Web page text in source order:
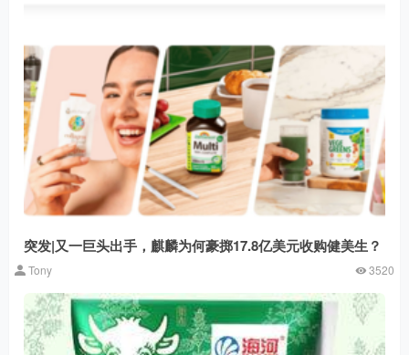
突发|又一巨头出手，麒麟为何豪掷17.8亿美元收购健美生？
Tony 3520